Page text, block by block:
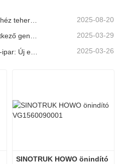
2025-08-20
Az SDLG bemutatja a következő generációs teherautó-alkatrészek technológiáját a globális logisztikai hatékonyság fokozására 2025-03-29
2025-03-26
SINOTRUK HOWO önindító